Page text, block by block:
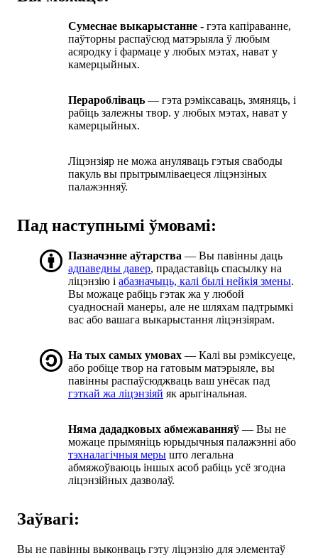
Сумеснае выкарыстанне - гэта капіраванне,
паўторны распаўсюд матэрыяла ў любым
асяродку і фармаце у любых мэтах, нават у
камерцыйных.
Пераробліваць — гэта рэміксаваць, змяняць, і
рабіць залежны твор. у любых мэтах, нават у
камерцыйных.
Ліцэнзіяр не можа ануляваць гэтыя свабоды
пакуль вы прытрымліваецеся ліцэнзіных
палажэнняў.
Пад наступнымі ўмовамі:
Пазначэнне аўтарства — Вы павінны даць
адпаведны давер, прадаставіць спасылку на
ліцэнзію і абазначыць, калі былі нейкія змены.
Вы можаце рабіць гэтак жа у любой
суадноснай манеры, але не шляхам падтрымкі
вас або вашага выкарыстання ліцэнзіярам.
На тых самых умовах — Калі вы рэміксуеце,
або робіце твор на гатовым матэрыяле, вы
павінны распаўсюджваць ваш унёсак пад
гэткай жа ліцэнзіяй як арыгінальная.
Няма дададковых абмежаванняў — Вы не
можаце прымяніць юрыдычныя палажэнні або
тэхналагічныя меры што легальна
абмяжоўваюць іншых асоб рабіць усё згодна
ліцэнзійных дазволаў.
Заўвагі:
Вы не павінны выконваць гэту ліцэнзію для элементаў